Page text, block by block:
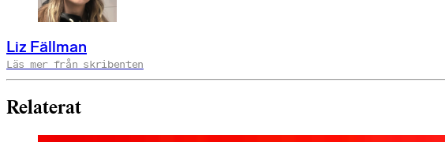
Liz Fällman
Läs mer från skribenten
Relaterat